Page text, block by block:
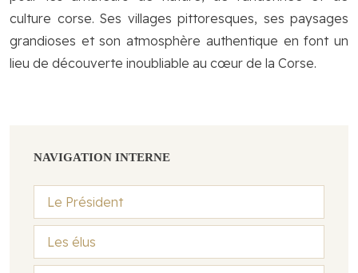
culture corse. Ses villages pittoresques, ses paysages
grandioses et son atmosphère authentique en font un
lieu de découverte inoubliable au cœur de la Corse.
NAVIGATION INTERNE
Le Président
Les élus